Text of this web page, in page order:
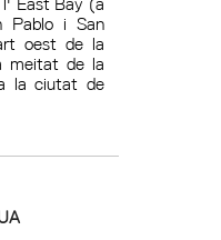
Pablo i San
oest de la
meitat de la
la ciutat de